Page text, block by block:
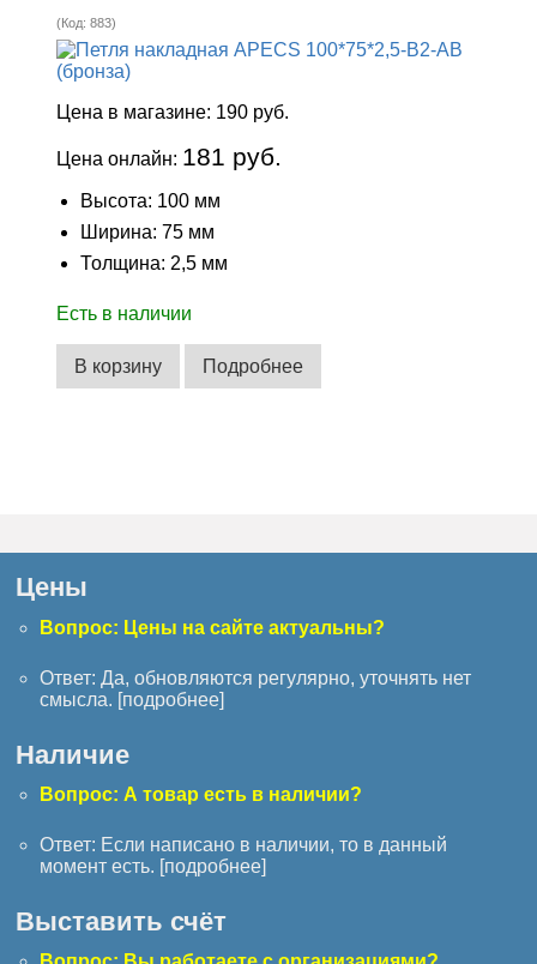
(Код:883)
Цена в магазине: 190 руб.
Цена онлайн: 181 руб.
Высота: 100 мм
Ширина: 75 мм
Толщина: 2,5 мм
Есть в наличии
В корзину Подробнее
Цены
Вопрос: Цены на сайте актуальны?
Ответ: Да, обновляются регулярно, уточнять нет
смысла. [подробнее]
Наличие
Вопрос: А товар есть в наличии?
Ответ: Если написано в наличии, то в данный
момент есть. [подробнее]
Выставить счёт